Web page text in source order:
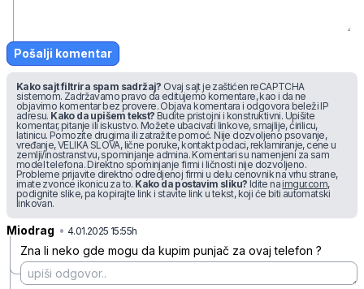
Pošalji komentar
Kako sajt filtrira spam sadržaj? Ovaj sajt je zaštićen reCAPTCHA
sistemom. Zadržavamo pravo da editujemo komentare, kao i da ne
objavimo komentar bez provere. Objava komentara i odgovora beleži IP
adresu. Kako da upišem tekst? Budite pristojni i konstruktivni. Upišite
komentar, pitanje ili iskustvo. Možete ubacivati linkove, smajlije, ćirilicu,
latinicu. Pomozite drugima ili zatražite pomoć. Nije dozvoljeno psovanje,
vređanje, VELIKA SLOVA, lične poruke, kontakt podaci, reklamiranje, cene u
zemlji/inostranstvu, spominjanje admina. Komentari su namenjeni za sam
model telefona. Direktno spominjanje firmi i ličnosti nije dozvoljeno.
Probleme prijavite direktno odredjenoj firmi u delu cenovnik na vrhu strane,
imate zvonce ikonicu za to. Kako da postavim sliku? Idite na imgur.com,
podignite slike, pa kopirajte link i stavite link u tekst, koji će biti automatski
linkovan.
Miodrag • 4.01.2025 15:55h
Zna li neko gde mogu da kupim punjač za ovaj telefon ?